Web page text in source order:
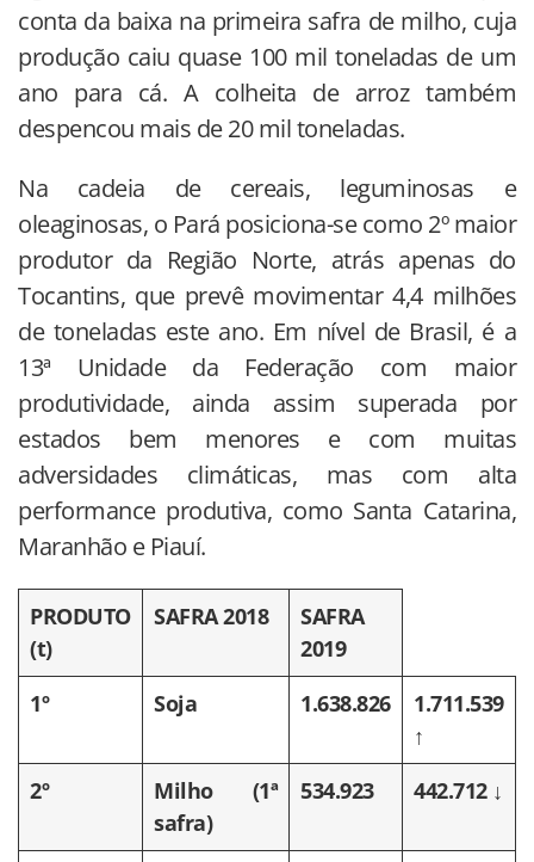
conta da baixa na primeira safra de milho, cuja
produção caiu quase 100 mil toneladas de um
ano para cá. A colheita de arroz também
despencou mais de 20 mil toneladas.
Na cadeia de cereais, leguminosas e
oleaginosas, o Pará posiciona-se como 2º maior
produtor da Região Norte, atrás apenas do
Tocantins, que prevê movimentar 4,4 milhões
de toneladas este ano. Em nível de Brasil, é a
13ª Unidade da Federação com maior
produtividade, ainda assim superada por
estados bem menores e com muitas
adversidades climáticas, mas com alta
performance produtiva, como Santa Catarina,
Maranhão e Piauí.
PRODUTO
(t)
SAFRA 2018
SAFRA
2019
1º
Soja 1.638.826
1.711.539
↑
2º
Milho (1ª
safra)
534.923 442.712 ↓